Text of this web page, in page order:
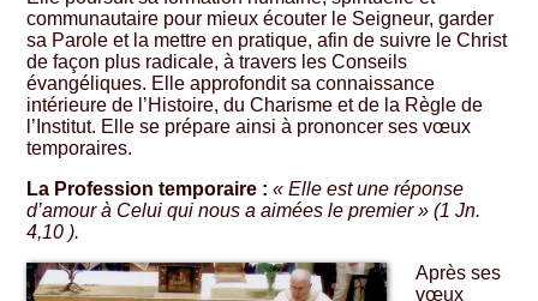
communautaire pour mieux écouter le Seigneur, garder
sa Parole et la mettre en pratique, afin de suivre le Christ
de façon plus radicale, à travers les Conseils
évangéliques. Elle approfondit sa connaissance
intérieure de l’Histoire, du Charisme et de la Règle de
l’Institut. Elle se prépare ainsi à prononcer ses vœux
temporaires.
La Profession temporaire : « Elle est une réponse
d’amour à Celui qui nous a aimées le premier » (1 Jn.
4,10 ).
Après ses
vœux